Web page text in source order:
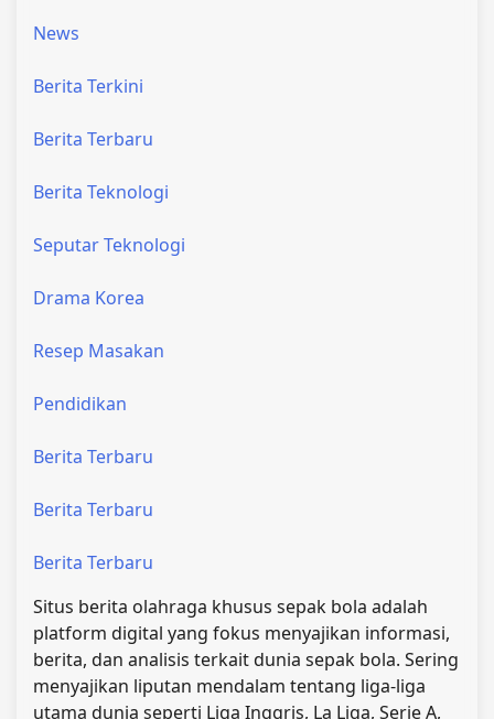
News
Berita Terkini
Berita Terbaru
Berita Teknologi
Seputar Teknologi
Drama Korea
Resep Masakan
Pendidikan
Berita Terbaru
Berita Terbaru
Berita Terbaru
Situs berita olahraga khusus sepak bola adalah
platform digital yang fokus menyajikan informasi,
berita, dan analisis terkait dunia sepak bola. Sering
menyajikan liputan mendalam tentang liga-liga
utama dunia seperti Liga Inggris, La Liga, Serie A,